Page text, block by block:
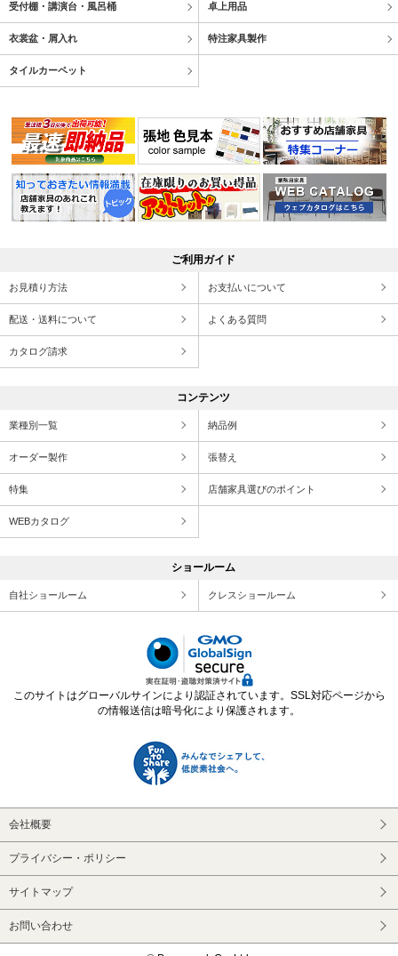
受付棚・講演台・風呂桶 卓上用品
衣裳盆・屑入れ 特注家具製作
タイルカーペット
ご利用ガイド
お見積り方法 お支払いについて
配送・送料について よくある質問
カタログ請求
コンテンツ
業種別一覧 納品例
オーダー製作 張替え
特集 店舗家具選びのポイント
WEBカタログ
ショールーム
自社ショールーム クレスショールーム
このサイトはグローバルサインにより認証されています。SSL対応ページから
の情報送信は暗号化により保護されます。
会社概要
プライバシー・ポリシー
サイトマップ
お問い合わせ